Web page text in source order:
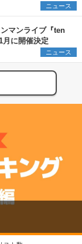
を発表
ニュース
マンライブ『ten
に開催決定
ニュース